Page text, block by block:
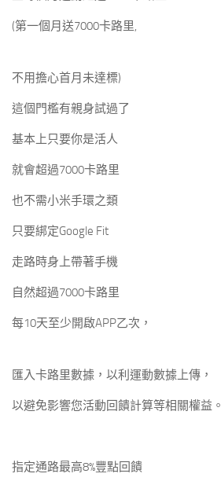
(第一個月送7000卡路里,
不用擔心首月未達標)
這個門檻有親身試過了
基本上只要你是活人
就會超過7000卡路里
也不需小米手環之類
只要綁定Google Fit
走路時身上帶著手機
自然超過7000卡路里
每10天至少開啟APP乙次，
匯入卡路里數據，以利運動數據上傳，
以避免影響您活動回饋計算等相關權益。
指定通路最高8%豐點回饋